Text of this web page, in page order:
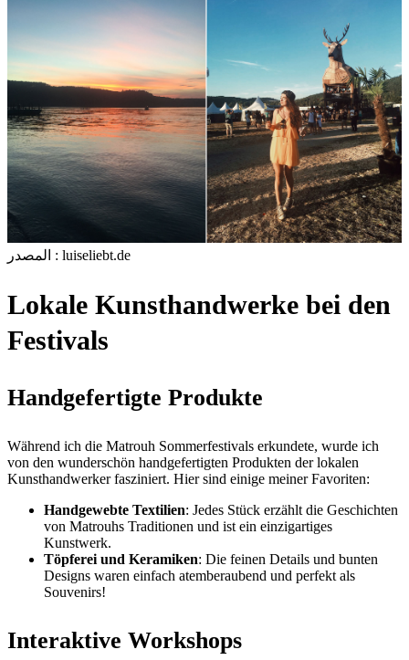
المصدر : luiseliebt.de
Lokale Kunsthandwerke bei den
Festivals
Handgefertigte Produkte
Während ich die Matrouh Sommerfestivals erkundete, wurde ich
von den wunderschön handgefertigten Produkten der lokalen
Kunsthandwerker fasziniert. Hier sind einige meiner Favoriten:
Handgewebte Textilien: Jedes Stück erzählt die Geschichten
von Matrouhs Traditionen und ist ein einzigartiges
Kunstwerk.
Töpferei und Keramiken: Die feinen Details und bunten
Designs waren einfach atemberaubend und perfekt als
Souvenirs!
Interaktive Workshops